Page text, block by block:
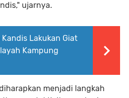
ujarnya.
Kandis Lakukan Giat
Kampung
menjadi langkah